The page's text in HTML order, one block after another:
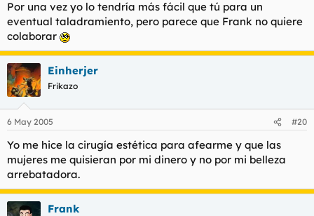
Por una vez yo lo tendría más fácil que tú para un
eventual taladramiento, pero parece que Frank no quiere
colaborar
Einherjer
Frikazo
6 May 2005 #20
Yo me hice la cirugía estética para afearme y que las
mujeres me quisieran por mi dinero y no por mi belleza
arrebatadora.
Frank